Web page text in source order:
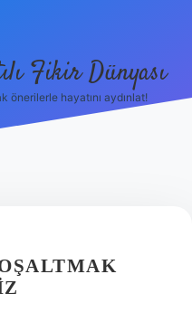
Fikir Dünyası
önerilerle hayatını aydınlat!